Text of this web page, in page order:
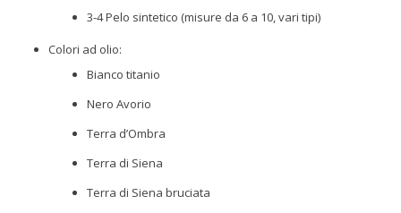
3-4 Pelo sintetico (misure da 6 a 10, vari tipi)
Colori ad olio:
Bianco titanio
Nero Avorio
Terra d’Ombra
Terra di Siena
Terra di Siena bruciata